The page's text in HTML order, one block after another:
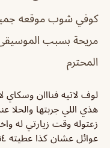
كوفي شوب موقعه
مريحة بسبب
المحترم
لوف لاتيه فنااان وسكاي
هذي اللي جربتها والحلا
زعتوله وقت زيارتي له
عوائل عشان كذا عطيته ٤نجوم